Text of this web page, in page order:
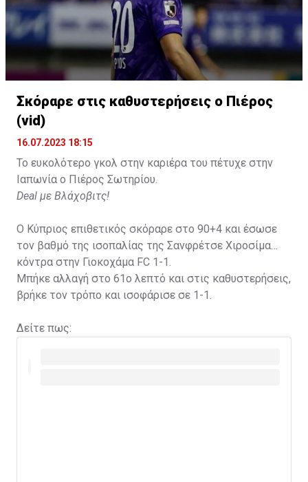
Σκόραρε στις καθυστερήσεις ο Πιέρος
(vid)
16.07.2023 18:15
Το ευκολότερο γκολ στην καριέρα του πέτυχε στην
Ιαπωνία ο Πιέρος Σωτηρίου.
Deal με Βλάχοβιτς!
Ο Κύπριος επιθετικός σκόραρε στο 90+4 και έσωσε
τον βαθμό της ισοπαλίας της Σανφρέτσε Χιροσίμα
κόντρα στην Γιοκοχάμα FC 1-1.
Μπήκε αλλαγή στο 61ο λεπτό και στις καθυστερήσεις,
βρήκε τον τρόπο και ισοφάρισε σε 1-1.
Δείτε πως: